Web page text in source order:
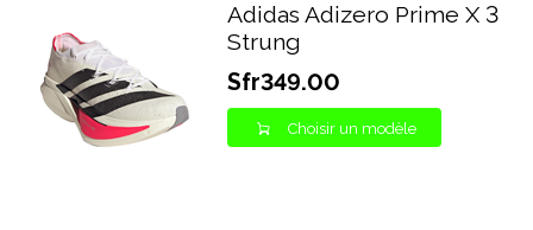
Adidas Adizero Prime X 3
Strung
Sfr349.00
Choisir un modèle